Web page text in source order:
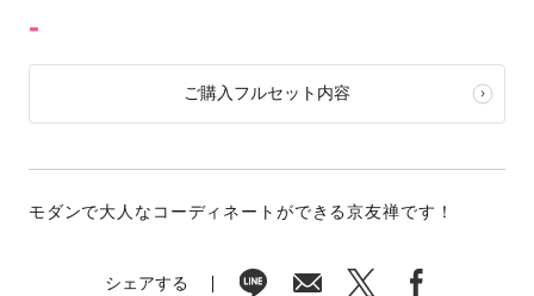
-
ご購入フルセット内容
モダンで大人なコーディネートができる京友禅です！
シェアする